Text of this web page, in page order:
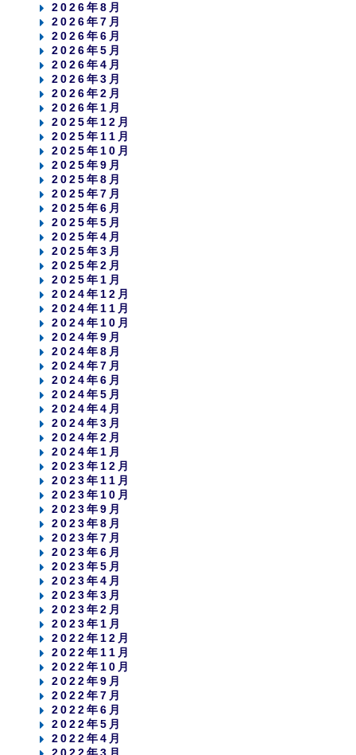
2026年8月
2026年7月
2026年6月
2026年5月
2026年4月
2026年3月
2026年2月
2026年1月
2025年12月
2025年11月
2025年10月
2025年9月
2025年8月
2025年7月
2025年6月
2025年5月
2025年4月
2025年3月
2025年2月
2025年1月
2024年12月
2024年11月
2024年10月
2024年9月
2024年8月
2024年7月
2024年6月
2024年5月
2024年4月
2024年3月
2024年2月
2024年1月
2023年12月
2023年11月
2023年10月
2023年9月
2023年8月
2023年7月
2023年6月
2023年5月
2023年4月
2023年3月
2023年2月
2023年1月
2022年12月
2022年11月
2022年10月
2022年9月
2022年7月
2022年6月
2022年5月
2022年4月